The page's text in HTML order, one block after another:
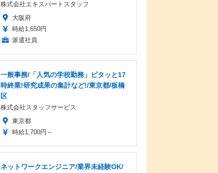
株式会社エキスパートスタッフ
大阪府
時給1,650円
派遣社員
一般事務/「人気の学校勤務」ピタッと17
時終業!研究成果の集計など!/東京都/板橋
区
株式会社スタッフサービス
東京都
時給1,700円～
ネットワークエンジニア/業界未経験OK/